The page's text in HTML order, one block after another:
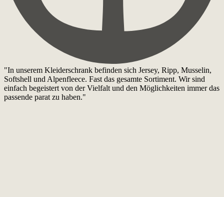
"In unserem Kleiderschrank befinden sich Jersey, Ripp, Musselin,
Softshell und Alpenfleece. Fast das gesamte Sortiment. Wir sind
einfach begeistert von der Vielfalt und den Möglichkeiten immer das
passende parat zu haben."